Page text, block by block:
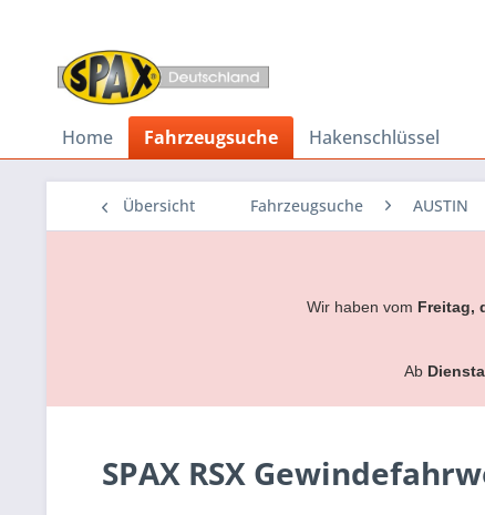
Home Fahrzeugsuche Hakenschlüssel
Übersicht Fahrzeugsuche AUSTIN
Wir haben vom Freitag,
Ab
SPAX RSX